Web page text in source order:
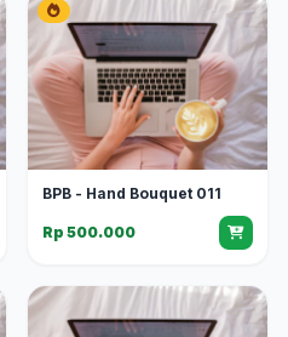
BPB - Hand Bouquet 011
Rp 500.000